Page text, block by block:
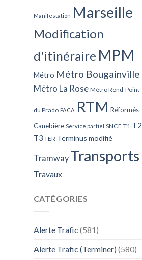
Manifestation Marseille
Modification
d'itinéraire MPM
Métro Métro Bougainville
Métro La Rose Métro Rond-Point
du Prado PACA RTM Réformés
Canebière Service partiel SNCF T1 T2
T3 TER Terminus modifié
Tramway Transports
Travaux
CATÉGORIES
Alerte Trafic (581)
Alerte Trafic (Terminer) (580)